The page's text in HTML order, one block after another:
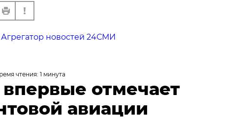
Агрегатор новостей 24СМИ
чтения: 1 минута
впервые отмечает
авиации